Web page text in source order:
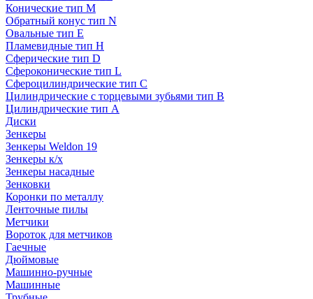
Конические тип M
Обратный конус тип N
Овальные тип E
Пламевидные тип H
Сферические тип D
Сфероконические тип L
Сфероцилиндрические тип C
Цилиндрические с торцевыми зубьями тип B
Цилиндрические тип А
Диски
Зенкеры
Зенкеры Weldon 19
Зенкеры к/х
Зенкеры насадные
Зенковки
Коронки по металлу
Ленточные пилы
Метчики
Вороток для метчиков
Гаечные
Дюймовые
Машинно-ручные
Машинные